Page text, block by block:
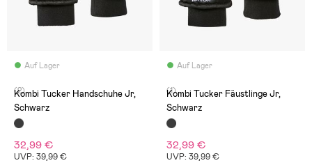
Auf Lager
(2)
Kombi Tucker Handschuhe Jr,
Schwarz
32,99 €
UVP: 39,99 €
Auf Lager
(1)
Kombi Tucker Fäustlinge Jr,
Schwarz
32,99 €
UVP: 39,99 €